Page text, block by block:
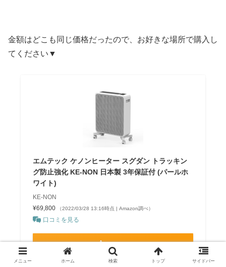
金額はどこも同じ価格だったので、お好きな場所で購入し
てください▼
エムテック ケノンヒーター スグダン トラッキン
グ防止強化 KE-NON 日本製 3年保証付 (パールホ
ワイト)
KE-NON
¥69,800
（2022/03/28 13:16時点 | Amazon調べ）
口コミを見る
Amazon
メニュー ホーム 検索 トップ サイドバー